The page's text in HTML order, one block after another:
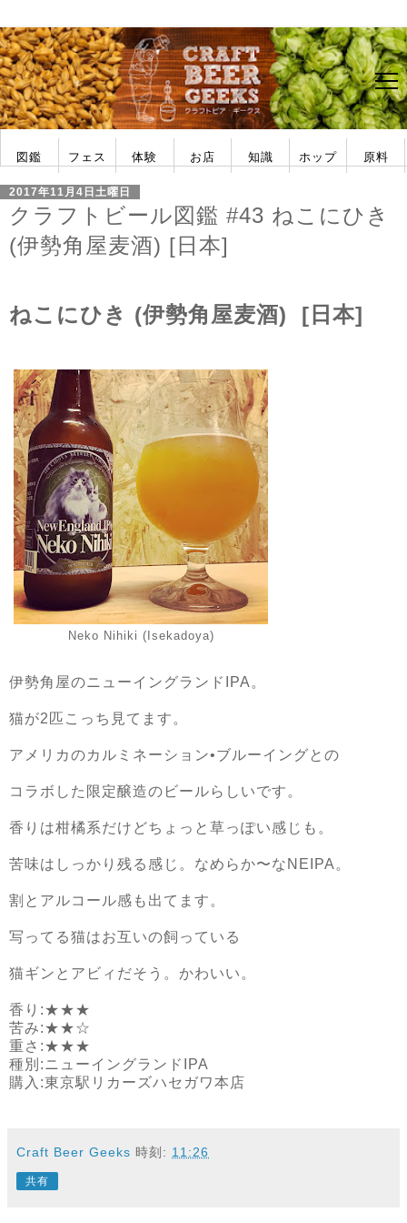
図鑑
アメリカ
日本
フェス
ビアフェス
フェス一覧
体験
ビール作り
ホップ収穫
タンク導入
醸造所見学
お店 知識 ホップ 原料
2017年11月4日土曜日
クラフトビール図鑑 #43 ねこにひき
(伊勢角屋麦酒) [日本]
ねこにひき (伊勢角屋麦酒) [日本]
Neko Nihiki (Isekadoya)
伊勢角屋のニューイングランドIPA。
猫が2匹こっち見てます。
アメリカのカルミネーション•ブルーイングとの
コラボした限定醸造のビールらしいです。
香りは柑橘系だけどちょっと草っぽい感じも。
苦味はしっかり残る感じ。なめらか〜なNEIPA。
割とアルコール感も出てます。
写ってる猫はお互いの飼っている
猫ギンとアビィだそう。かわいい。
香り:★★★
苦み:★★☆
重さ:★★★
種別:ニューイングランドIPA
購入:東京駅リカーズハセガワ本店
Craft Beer Geeks 時刻: 11:26
共有